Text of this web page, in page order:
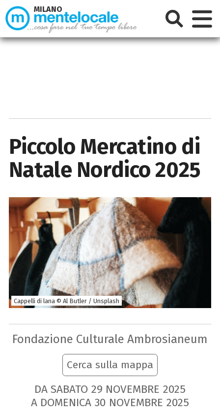
Piccolo Mercatino di
Natale Nordico 2025
Cappelli di lana © Al Butler / Unsplash
Fondazione Culturale Ambrosianeum
Cerca sulla mappa
DA SABATO 29 NOVEMBRE 2025
A DOMENICA 30 NOVEMBRE 2025
MILANO